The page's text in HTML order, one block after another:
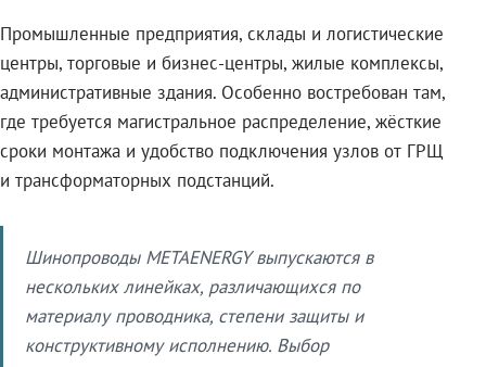
Промышленные предприятия, склады и логистические
центры, торговые и бизнес-центры, жилые комплексы,
административные здания. Особенно востребован там,
где требуется магистральное распределение, жёсткие
сроки монтажа и удобство подключения узлов от ГРЩ
и трансформаторных подстанций.
Шинопроводы METAENERGY выпускаются в
нескольких линейках, различающихся по
материалу проводника, степени защиты и
конструктивному исполнению. Выбор